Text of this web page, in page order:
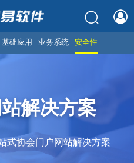
基础应用 业务系统 安全性
解决方案
式协会门户网站解决方案